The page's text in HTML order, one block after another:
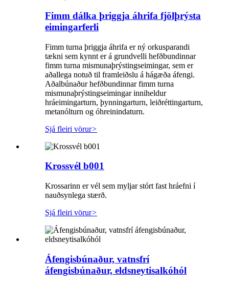
Fimm dálka þriggja áhrifa fjölþrýsta
eimingarferli
Fimm turna þriggja áhrifa er ný orkusparandi
tækni sem kynnt er á grundvelli hefðbundinnar
fimm turna mismunaþrýstingseimingar, sem er
aðallega notuð til framleiðslu á hágæða áfengi.
Aðalbúnaður hefðbundinnar fimm turna
mismunaþrýstingseimingar inniheldur
hráeimingarturn, þynningarturn, leiðréttingarturn,
metanólturn og óhreinindaturn.
Sjá fleiri vörur>
Krossvél b001
Krossarinn er vél sem myljar stórt fast hráefni í
nauðsynlega stærð.
Sjá fleiri vörur>
Áfengisbúnaður, vatnsfrí
áfengisbúnaður, eldsneytisalkóhól